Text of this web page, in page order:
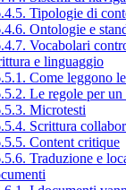
Tipologie di
Ontologie e
Vocabolari
e linguaggio
Come leggono
Le regole per
Microtesti
Scrittura
Content critique
Traduzione e